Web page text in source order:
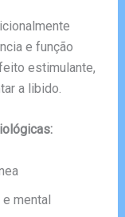
e função
estimulante,
a libido.
mental